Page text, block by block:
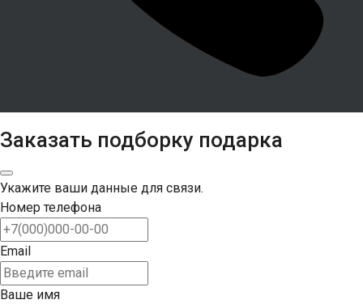
Заказать подборку подарка
Укажите ваши данные для связи.
Номер телефона
Email
Ваше имя